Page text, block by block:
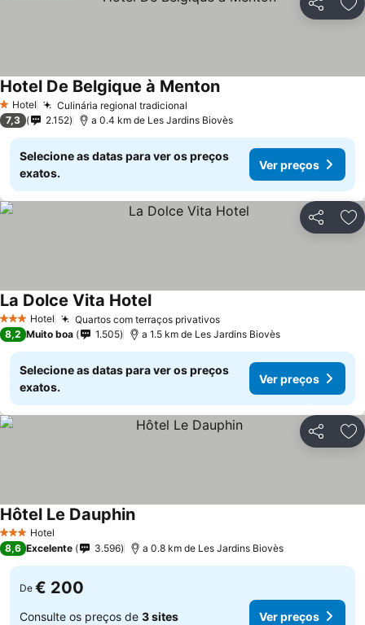
Partilhar
1 Estrelas
Hotel Culinária regional tradicional
Hotel De Belgique à Menton
7,3 2.152 a 0.4 km de Les Jardins Biovès
Selecione as datas para ver os preços
exatos.
Ver preços
Partilhar
3 EstrelasHotel Quartos com terraços privativos
La Dolce Vita Hotel
8,2 Muito boa 1.505 a 1.5 km de Les Jardins Biovès
Selecione as datas para ver os preços
exatos.
Ver preços
Partilhar
3 EstrelasHotel
Hôtel Le Dauphin
8,6 Excelente 3.596 a 0.8 km de Les Jardins Biovès
De € 200
Consulte os preços de 3 sites Ver preços